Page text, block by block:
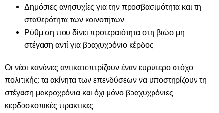
Δημόσιες ανησυχίες για την προσβασιμότητα και τη
σταθερότητα των κοινοτήτων
Ρύθμιση που δίνει προτεραιότητα στη βιώσιμη
στέγαση αντί για βραχυχρόνιο κέρδος
Οι νέοι κανόνες αντικατοπτρίζουν έναν ευρύτερο στόχο
πολιτικής: τα ακίνητα των επενδύσεων να υποστηρίζουν τη
στέγαση μακροχρόνια και όχι μόνο βραχυχρόνιες
κερδοσκοπικές πρακτικές.